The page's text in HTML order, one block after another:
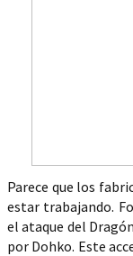
Parece que los
estar trabajando.
el ataque del
por Dohko. Este